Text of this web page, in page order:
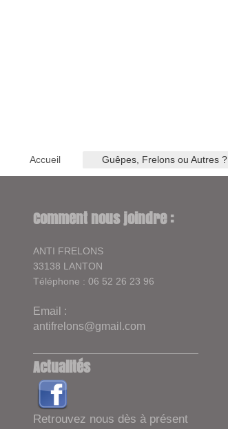
Accueil Guêpes, Frelons ou Autres ?
Comment nous joindre :
ANTI FRELONS
33138 LANTON
Téléphone : 06 52 26 23 96
Email :
antifrelons@gmail.com
Actualités
Retrouvez nous dès à présent